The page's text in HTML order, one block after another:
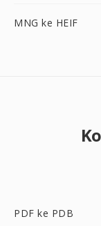
MNG ke HEIF
PDF ke PDB